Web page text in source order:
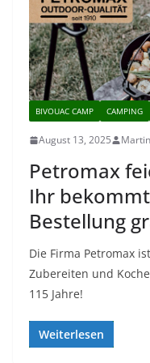
BIVOUAC CAMP CAMPING
August 13, 2025
Petromax
Ihr
Bestellung
Die Firma Petromax
Zubereiten und
115 Jahre!
Weiterlesen